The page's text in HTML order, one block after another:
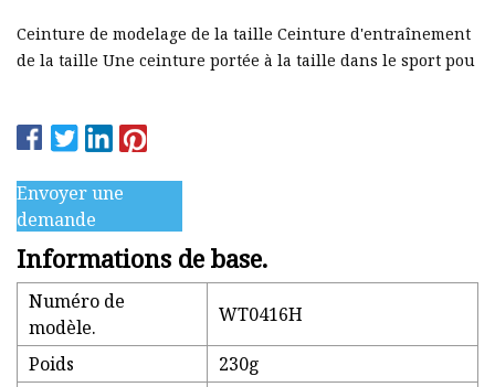
Ceinture de modelage de la taille Ceinture d'entraînement
de la taille Une ceinture portée à la taille dans le sport pou
Envoyer une
demande
Informations de base.
Numéro de
modèle.
WT0416H
Poids
230g